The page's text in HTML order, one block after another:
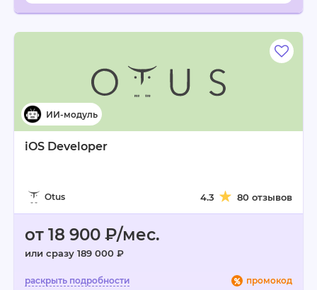
iOS Developer
Otus 4.3 80 отзывов
от 18 900 ₽/мес.
или сразу 189 000 ₽
промокод